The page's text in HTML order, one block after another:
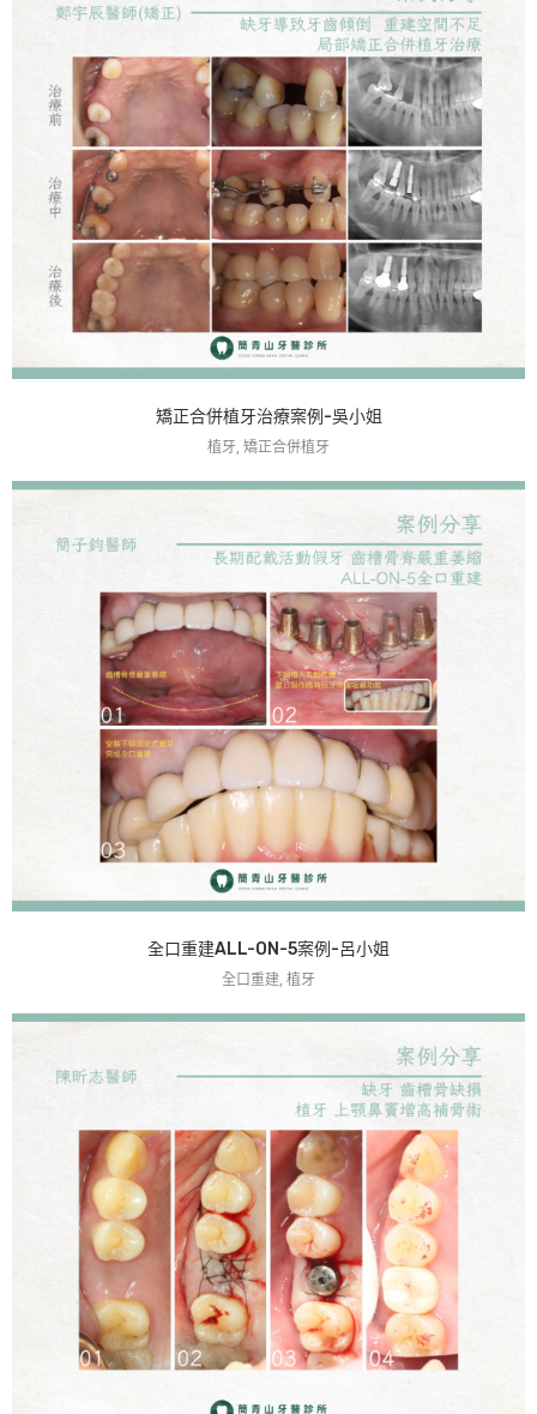
矯正合併植牙治療案例-吳小姐
植牙, 矯正合併植牙
全口重建ALL-ON-5案例-呂小姐
全口重建, 植牙